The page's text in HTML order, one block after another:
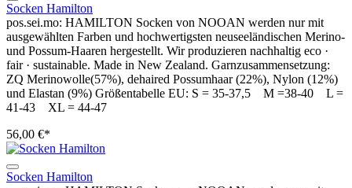
Socken Hamilton
pos.sei.mo: HAMILTON Socken von NOOAN werden nur mit
ausgewählten Farben und hochwertigsten neuseeländischen Merino-
und Possum-Haaren hergestellt. Wir produzieren nachhaltig eco ·
fair · sustainable. Made in New Zealand. Garnzusammensetzung:
ZQ Merinowolle(57%), dehaired Possumhaar (22%), Nylon (12%)
und Elastan (9%) Größentabelle EU: S = 35-37,5 M =38-40 L =
41-43 XL = 44-47
56,00 €*
Socken Hamilton